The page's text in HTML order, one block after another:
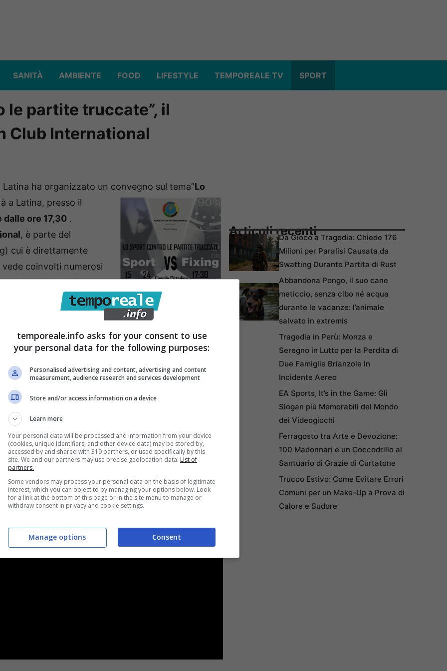
SANITÀ AMBIENTE FOOD LIFESTYLE TEMPOREALE TV SPORT
le partite truccate”, il
Club International
Latina ha organizzato un convegno sul tema”Lo
a Latina, presso il
ore 17,30 .
, è parte del
cui è direttamente
vede coinvolti numerosi
(in particolare i
e fornire gli
di corruzione. Il
a cura della
che emergeranno
adottato da tutte le organizzazioni
sportive e nelle scuole da ambasciatori
importante nella lotta a questo tipo di
etica di tutto il mondo giovanile.
Articoli recentiDa Gioco a Tragedia: Chiede 176
Milioni per Paralisi Causata da
Swatting Durante Partita di Rust
Abbandona Pongo, il suo cane
meticcio, senza cibo né acqua
durante le vacanze: l’animale
salvato in extremis
Tragedia in Perù: Monza e
Seregno in Lutto per la Perdita di
Due Famiglie Brianzole in
Incidente Aereo
EA Sports, It’s in the Game: Gli
Slogan più Memorabili del Mondo
dei Videogiochi
Ferragosto tra Arte e Devozione:
100 Madonnari e un Coccodrillo al
Santuario di Grazie di Curtatone
Trucco Estivo: Come Evitare Errori
Comuni per un Make-Up a Prova di
Calore e Sudore
temporeale.info asks for your consent to use
your personal data for the following purposes:
Personalised advertising and content, advertising and content
measurement, audience research and services development
Store and/or access information on a device
Learn more
Your personal data will be processed and information from your device
(cookies, unique identifiers, and other device data) may be stored by,
accessed by and shared with 319 partners, or used specifically by this
site. We and our partners may use precise geolocation data. List of
partners.
Some vendors may process your personal data on the basis of legitimate
interest, which you can object to by managing your options below. Look
for a link at the bottom of this page or in the site menu to manage or
withdraw consent in privacy and cookie settings.
Consent
Manage options